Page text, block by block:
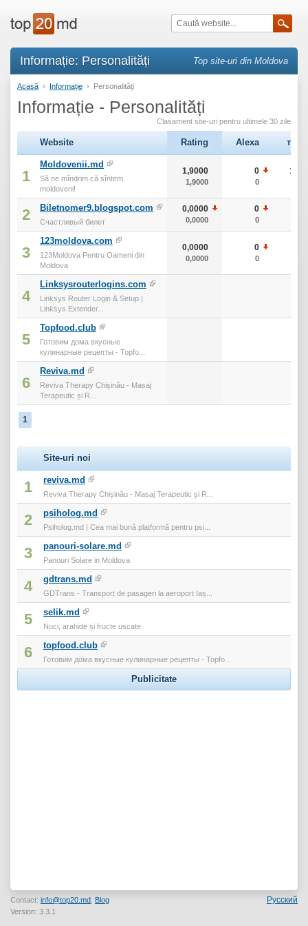
Informație: Personalități Top site-uri din Moldova
Acasă › Informație › Personalități
Informație - Personalități
Clasament site-uri pentru ultimele 30 zile
Website Rating Alexa тИЦ
1
Moldovenii.md
Să ne mîndrim că sîntem
moldoveni!
1,9000
1,9000
0
0
190
2 Biletnomer9.blogspot.com
Счастливый билет
0,0000
0,0000
0
0
3
123moldova.com
123Moldova Pentru Oameni din
Moldova
0,0000
0,0000
0
0
4
Linksysrouterlogins.com
Linksys Router Login & Setup |
Linksys Extender...
5
Topfood.club
Готовим дома вкусные
кулинарные рецепты - Topfo...
6
Reviva.md
Reviva Therapy Chișinău - Masaj
Terapeutic și R...
1
Site-uri noi
1 reviva.md
Reviva Therapy Chișinău - Masaj Terapeutic și R...
2 psiholog.md
Psiholog.md | Cea mai bună platformă pentru psi...
3 panouri-solare.md
Panouri Solare in Moldova
4 gdtrans.md
GDTrans - Transport de pasageri la aeroport Iaș...
5 selik.md
Nuci, arahide și fructe uscate
6 topfood.club
Готовим дома вкусные кулинарные рецепты - Topfo...
Publicitate
Contact: info@top20.md Blog
Version: 3.3.1
Русский